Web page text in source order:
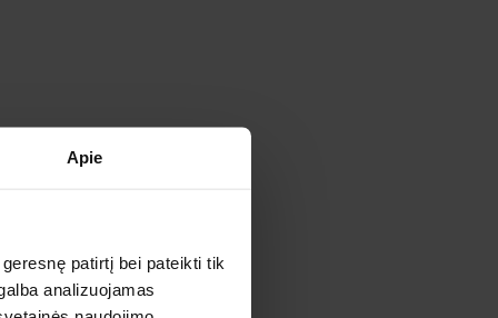
Apie
patirtį bei pateikti tik
analizuojamas
ir elastinga
ir nusidėvėti,